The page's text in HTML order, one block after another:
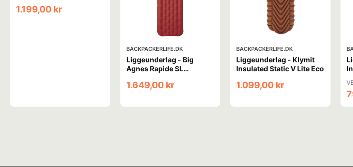
1.199,00 kr
BACKPACKERLIFE.DK
Liggeunderlag - Big
Agnes Rapide SL
- Rød
1.649,00 kr
BACKPACKERLIFE.DK
Liggeunderlag - Klymit
Insulated Static V Lite Eco
1.099,00 kr